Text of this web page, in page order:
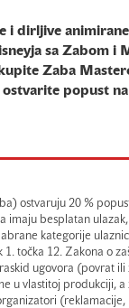
i dirljive
sa Zabom i
Zaba
ostvarite popust
ostvaruju 20 %
imaju besplatan
kategorije
točka 12. Zakona o
ugovora (povrat ili
u vlastitoj produkciji, a
(reklamacije,